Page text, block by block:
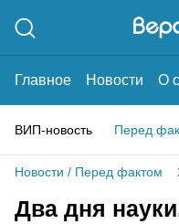
Главное Новости О
ВИП-новость Перед
Новости / Перед фактом
Два дня